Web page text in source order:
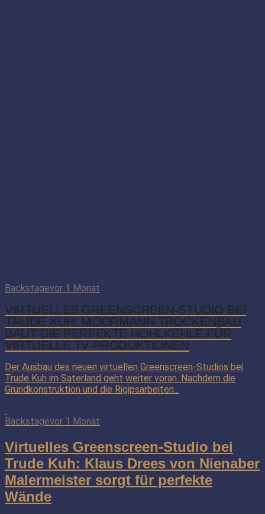
Backstagevor 1 Monat
VIRTUELLES GREENSCREEN-STUDIO BEI
TRUDE KUH: MOORMANN TROCKENBAU
BAUT DIE PERFEKTE HOHLKEHLE FÜR
VIRTUELLE TV-PRODUKTIONEN
Der Ausbau des neuen virtuellen Greenscreen-Studios bei
Trude Kuh im Saterland geht weiter voran. Nachdem die
Grundkonstruktion und die Rigipsarbeiten...
Backstagevor 1 Monat
Virtuelles Greenscreen-Studio bei
Trude Kuh: Klaus Drees von Nienaber
Malermeister sorgt für perfekte
Wände